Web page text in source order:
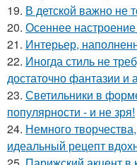
19. В детской важно не
20. Осеннее
21. Интерьер,
22. Иногда стиль не
достаточно фантазии и
23. Светильники в
популярности - и не зря!
24. Немного
идеальный рецепт